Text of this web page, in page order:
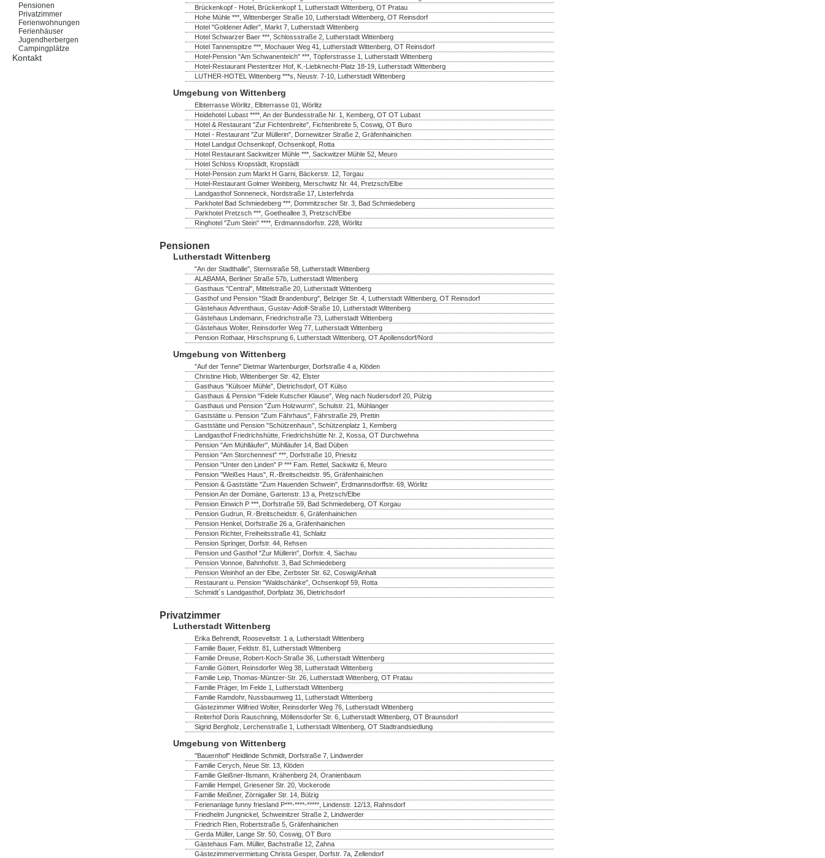
Pensionen
Privatzimmer
Ferienwohnungen
Ferienhäuser
Jugendherbergen
Campingplätze
Kontakt
Brückenkopf - Hotel, Brückenkopf 1, Lutherstadt Wittenberg, OT Pratau
Hohe Mühle ***, Wittenberger Straße 10, Lutherstadt Wittenberg, OT Reinsdorf
Hotel "Goldener Adler", Markt 7, Lutherstadt Wittenberg
Hotel Schwarzer Baer ***, Schlossstraße 2, Lutherstadt Wittenberg
Hotel Tannenspitze ***, Mochauer Weg 41, Lutherstadt Wittenberg, OT Reinsdorf
Hotel-Pension "Am Schwanenteich" ***, Töpferstrasse 1, Lutherstadt Wittenberg
Hotel-Restaurant Piesteritzer Hof, K.-Liebknecht-Platz 18-19, Lutherstadt Wittenberg
LUTHER-HOTEL Wittenberg ***s, Neustr. 7-10, Lutherstadt Wittenberg
Umgebung von Wittenberg
Elbterrasse Wörlitz, Elbterrasse 01, Wörlitz
Heidehotel Lubast ****, An der Bundesstraße Nr. 1, Kemberg, OT OT Lubast
Hotel & Restaurant "Zur Fichtenbreite", Fichtenbreite 5, Coswig, OT Buro
Hotel - Restaurant "Zur Müllerin", Dornewitzer Straße 2, Gräfenhainichen
Hotel Landgut Ochsenkopf, Ochsenkopf, Rotta
Hotel Restaurant Sackwitzer Mühle ***, Sackwitzer Mühle 52, Meuro
Hotel Schloss Kropstädt, Kropstädt
Hotel-Pension zum Markt H Garni, Bäckerstr. 12, Torgau
Hotel-Restaurant Golmer Weinberg, Merschwitz Nr. 44, Pretzsch/Elbe
Landgasthof Sonneneck, Nordstraße 17, Listerfehrda
Parkhotel Bad Schmiedeberg ***, Dommitzscher Str. 3, Bad Schmiedeberg
Parkhotel Pretzsch ***, Goetheallee 3, Pretzsch/Elbe
Ringhotel "Zum Stein" ****, Erdmannsdorfstr. 228, Wörlitz
Pensionen
Lutherstadt Wittenberg
"An der Stadthalle", Sternstraße 58, Lutherstadt Wittenberg
ALABAMA, Berliner Straße 57b, Lutherstadt Wittenberg
Gasthaus "Central", Mittelstraße 20, Lutherstadt Wittenberg
Gasthof und Pension "Stadt Brandenburg", Belziger Str. 4, Lutherstadt Wittenberg, OT Reinsdorf
Gästehaus Adventhaus, Gustav-Adolf-Straße 10, Lutherstadt Wittenberg
Gästehaus Lindemann, Friedrichstraße 73, Lutherstadt Wittenberg
Gästehaus Wolter, Reinsdorfer Weg 77, Lutherstadt Wittenberg
Pension Rothaar, Hirschsprung 6, Lutherstadt Wittenberg, OT Apollensdorf/Nord
Umgebung von Wittenberg
"Auf der Tenne" Dietmar Wartenburger, Dorfstraße 4 a, Klöden
Christine Hiob, Wittenberger Str. 42, Elster
Gasthaus "Külsoer Mühle", Dietrichsdorf, OT Külso
Gasthaus & Pension "Fidele Kutscher Klause", Weg nach Nudersdorf 20, Pülzig
Gasthaus und Pension "Zum Holzwurm", Schulstr. 21, Mühlanger
Gaststätte u. Pension "Zum Fährhaus", Fährstraße 29, Prettin
Gaststätte und Pension "Schützenhaus", Schützenplatz 1, Kemberg
Landgasthof Friedrichshütte, Friedrichshütte Nr. 2, Kossa, OT Durchwehna
Pension "Am Mühlläufer", Mühlläufer 14, Bad Düben
Pension "Am Storchennest" ***, Dorfstraße 10, Priesitz
Pension "Unter den Linden" P *** Fam. Rettel, Sackwitz 6, Meuro
Pension "Weißes Haus", R.-Breitscheidstr. 95, Gräfenhainichen
Pension & Gaststätte "Zum Hauenden Schwein", Erdmannsdorffstr. 69, Wörlitz
Pension An der Domäne, Gartenstr. 13 a, Pretzsch/Elbe
Pension Einwich P ***, Dorfstraße 59, Bad Schmiedeberg, OT Korgau
Pension Gudrun, R.-Breitscheidstr. 6, Gräfenhainichen
Pension Henkel, Dorfstraße 26 a, Gräfenhainichen
Pension Richter, Freiheitsstraße 41, Schlaitz
Pension Springer, Dorfstr. 44, Rehsen
Pension und Gasthof "Zur Müllerin", Dorfstr. 4, Sachau
Pension Vonnoe, Bahnhofstr. 3, Bad Schmiedeberg
Pension Weinhof an der Elbe, Zerbster Str. 62, Coswig/Anhalt
Restaurant u. Pension "Waldschänke", Ochsenkopf 59, Rotta
Schmidt´s Landgasthof, Dorfplatz 36, Dietrichsdorf
Privatzimmer
Lutherstadt Wittenberg
Erika Behrendt, Rooseveltstr. 1 a, Lutherstadt Wittenberg
Familie Bauer, Feldstr. 81, Lutherstadt Wittenberg
Familie Dreuse, Robert-Koch-Straße 36, Lutherstadt Wittenberg
Familie Göttert, Reinsdorfer Weg 38, Lutherstadt Wittenberg
Familie Leip, Thomas-Müntzer-Str. 26, Lutherstadt Wittenberg, OT Pratau
Familie Präger, Im Felde 1, Lutherstadt Wittenberg
Familie Ramdohr, Nussbaumweg 11, Lutherstadt Wittenberg
Gästezimmer Wilfried Wolter, Reinsdorfer Weg 76, Lutherstadt Wittenberg
Reiterhof Doris Rauschning, Möllensdorfer Str. 6, Lutherstadt Wittenberg, OT Braunsdorf
Sigrid Bergholz, Lerchenstraße 1, Lutherstadt Wittenberg, OT Stadtrandsiedlung
Umgebung von Wittenberg
"Bauernhof" Heidlinde Schmidt, Dorfstraße 7, Lindwerder
Familie Cerych, Neue Str. 13, Klöden
Familie Gleißner-Ilsmann, Krähenberg 24, Oranienbaum
Familie Hempel, Griesener Str. 20, Vockerode
Familie Meißner, Zörnigaller Str. 14, Bülzig
Ferienanlage funny friesland P***-****-*****, Lindenstr. 12/13, Rahnsdorf
Friedhelm Jungnickel, Schweinitzer Straße 2, Lindwerder
Friedrich Rien, Robertstraße 5, Gräfenhainichen
Gerda Müller, Lange Str. 50, Coswig, OT Buro
Gästehaus Fam. Müller, Bachstraße 12, Zahna
Gästezimmervermietung Christa Gesper, Dorfstr. 7a, Zellendorf